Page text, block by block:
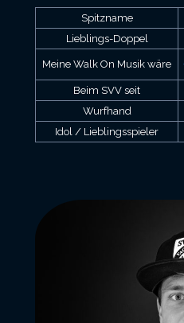
Spitzname
Lieblings-Doppel
Meine Walk On Musik wäre
Beim SVV seit
Wurfhand
Idol / Lieblingsspieler